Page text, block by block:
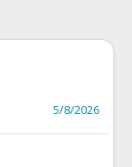
5/8/2026